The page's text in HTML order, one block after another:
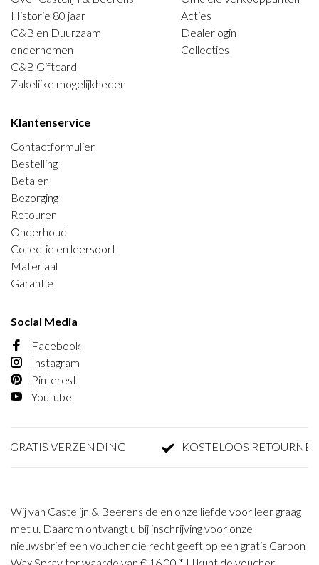
Historie 80 jaar
C&B en Duurzaam
ondernemen
C&B Giftcard
Zakelijke mogelijkheden
Acties
Dealerlogin
Collecties
Klantenservice
Contactformulier
Bestelling
Betalen
Bezorging
Retouren
Onderhoud
Collectie en leersoort
Materiaal
Garantie
Social Media
Facebook
Instagram
Pinterest
Youtube
VERZENDING KOSTELOOS RETOURNEREN
Wij van Castelijn & Beerens delen onze liefde voor leer graag
met u. Daarom ontvangt u bij inschrijving voor onze
nieuwsbrief een voucher die recht geeft op een gratis Carbon
Wax Spray ter waarde van € 16,00 *. U kunt de voucher